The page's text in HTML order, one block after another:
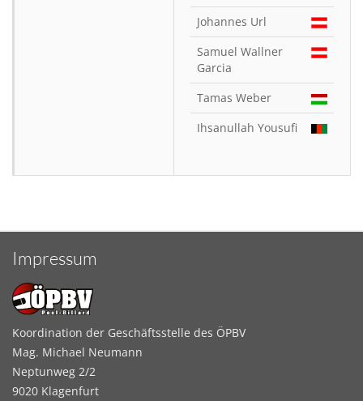
Johannes Url
Samuel Wallner
Garcia
Tamas Weber
Ihsanullah Yousufi
Impressum
Koordination der Geschäftsstelle des ÖPBV
Mag. Michael Neumann
Neptunweg 2/2
9020 Klagenfurt